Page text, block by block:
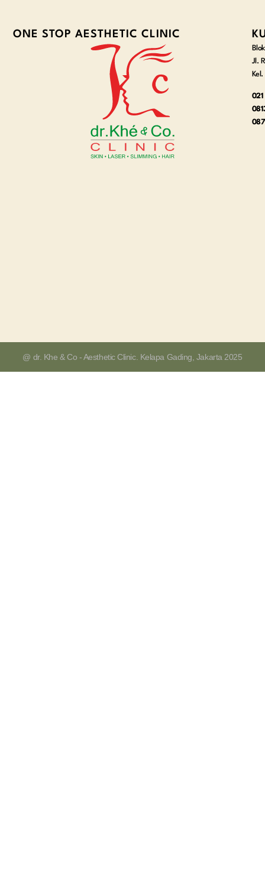
ONE STOP AESTHETIC CLINIC
Jl.
@ dr. Khe & Co - Aesthetic Clinic. Kelapa Gading, Jakarta 2025